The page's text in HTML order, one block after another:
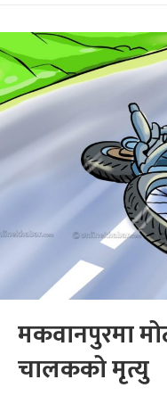
मकवानपुरमा
चालकको मृत्यु